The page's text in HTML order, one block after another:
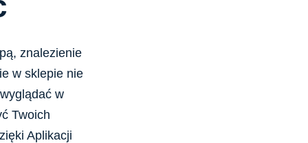
znalezienie
w sklepie nie
w
Twoich
Aplikacji